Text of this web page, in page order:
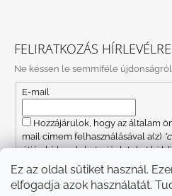
Ez az oldal sütiket használ.
elfogadja azok használatát.
FELIRATKOZÁS HÍRLEVÉLRE
Ne késsen le semmiféle
E-mail
Hozzájárulok, hogy az általam
mail címem felhasználásával a(z)
útján hírleveleket, ajánlatokat
adatkezelési tájékoztatót
hozzájárulásom bármikor